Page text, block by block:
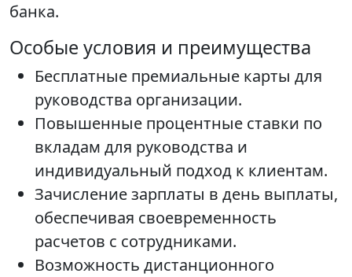
банка.
Особые условия и преимущества
Бесплатные премиальные карты для
руководства организации.
Повышенные процентные ставки по
вкладам для руководства и
индивидуальный подход к клиентам.
Зачисление зарплаты в день выплаты,
обеспечивая своевременность
расчетов с сотрудниками.
Возможность дистанционного